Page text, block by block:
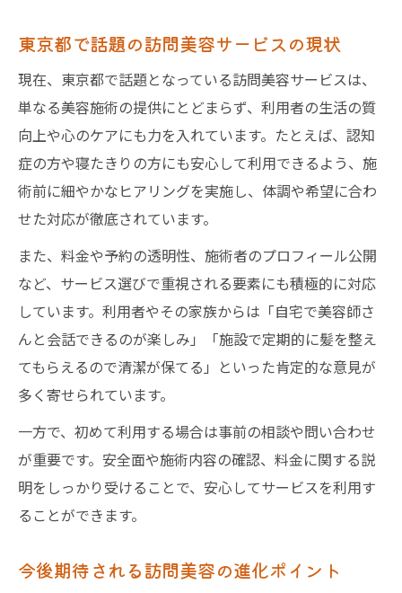
東京都で話題の訪問美容サービスの現状
現在、東京都で話題となっている訪問美容サービスは、
単なる美容施術の提供にとどまらず、利用者の生活の質
向上や心のケアにも力を入れています。たとえば、認知
症の方や寝たきりの方にも安心して利用できるよう、施
術前に細やかなヒアリングを実施し、体調や希望に合わ
せた対応が徹底されています。
また、料金や予約の透明性、施術者のプロフィール公開
など、サービス選びで重視される要素にも積極的に対応
しています。利用者やその家族からは「自宅で美容師さ
んと会話できるのが楽しみ」「施設で定期的に髪を整え
てもらえるので清潔が保てる」といった肯定的な意見が
多く寄せられています。
一方で、初めて利用する場合は事前の相談や問い合わせ
が重要です。安全面や施術内容の確認、料金に関する説
明をしっかり受けることで、安心してサービスを利用す
ることができます。
今後期待される訪問美容の進化ポイント